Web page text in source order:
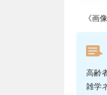
《画像
高齢
雑学